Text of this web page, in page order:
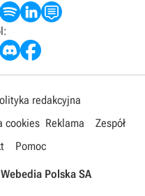
redakcyjna
cookies Reklama
Zespół
Pomoc
Webedia Polska SA